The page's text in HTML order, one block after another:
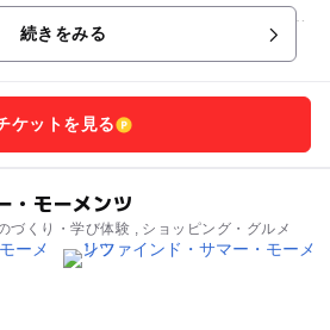
クする遊びがいっぱい。 巨大ジャン
続きをみる
ケットを見る
・モーメンツ
づくり・学び体験 , ショッピング・グルメ